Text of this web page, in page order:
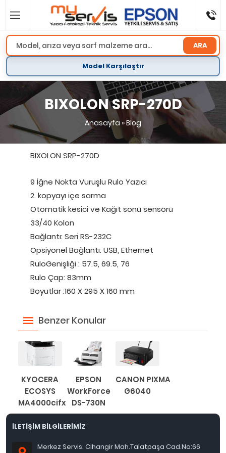
ARA
Model Karşılaştır
BIXOLON SRP-270D
Anasayfa »Blog
BIXOLON SRP-270D
9 İğne Nokta Vuruşlu Rulo Yazıcı
2. kopyayı içe sarma
Otomatik kesici ve Kağıt sonu sensörü
33/40 Kolon
Bağlantı: Seri RS-232C
Opsiyonel Bağlantı: USB, Ethernet
RuloGenişliği : 57.5, 69.5, 76
Rulo Çap: 83mm
Boyutlar :160 X 295 X 160 mm
Benzer Konular
KYOCERA
ECOSYS
MA4000cifx
EPSON
WorkForce
DS-730N
CANON PIXMA
G6040
İLETİŞİM BİLGİLERİMİZ
Merkez Servis: Cihangir Mah.Talatpaşa Cad.No:66